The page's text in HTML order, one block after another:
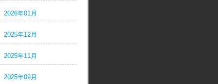
2026年01月
2025年12月
2025年11月
2025年09月